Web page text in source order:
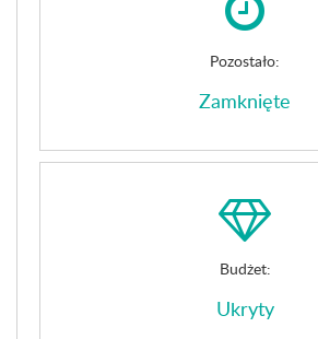
Pozostało:
Zamknięte
Budżet:
Ukryty